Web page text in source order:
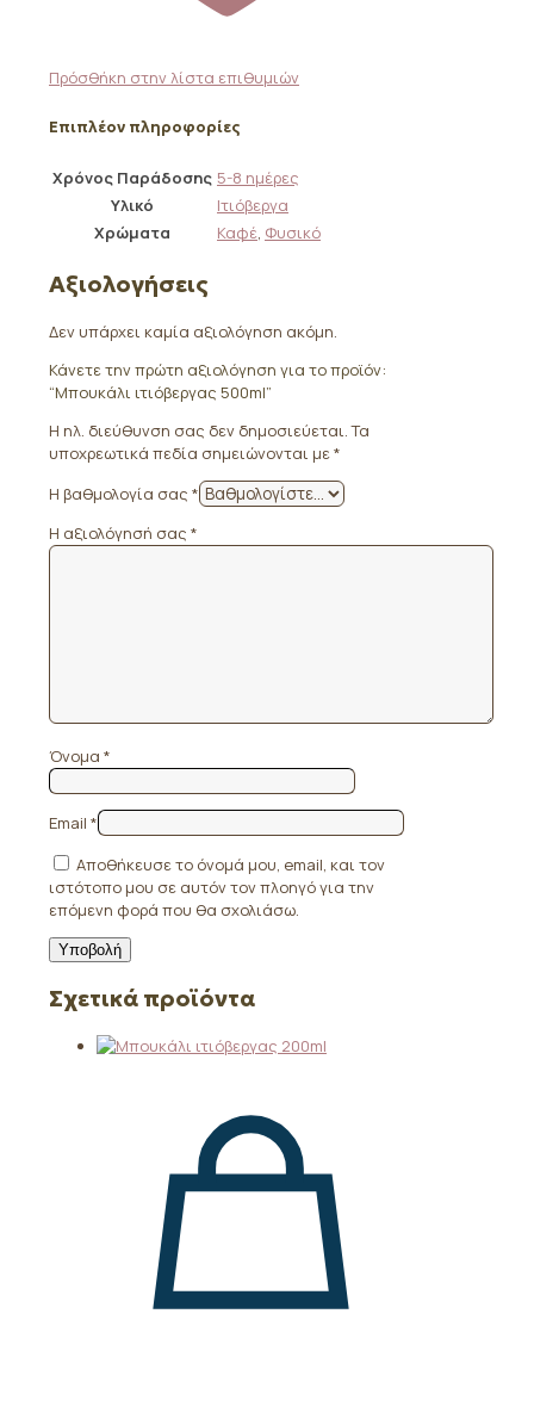
Πρόσθήκη στην λίστα επιθυμιών
Επιπλέον πληροφορίες
Χρόνος Παράδοσης 5-8 ημέρες
Υλικό
Ιτιόβεργα
Χρώματα
Καφέ, Φυσικό
Αξιολογήσεις
Δεν υπάρχει καμία αξιολόγηση ακόμη.
Κάνετε την πρώτη αξιολόγηση για το προϊόν:
“Μπουκάλι ιτιόβεργας 500ml”
Η ηλ. διεύθυνση σας δεν δημοσιεύεται. Τα
υποχρεωτικά πεδία σημειώνονται με*
Η βαθμολογία σας *
Η αξιολόγησή σας *
Όνομα *
Email *
Αποθήκευσε το όνομά μου, email, και τον
ιστότοπο μου σε αυτόν τον πλοηγό για την
επόμενη φορά που θα σχολιάσω.
Σχετικά προϊόντα